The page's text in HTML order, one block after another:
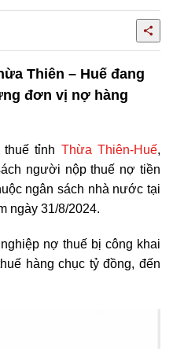
Thiên – Huế đang
đơn vị nợ hàng
tỉnh Thừa Thiên-Huế,
người nộp thuế nợ tiền
ngân sách nhà nước tại
ngày 31/8/2024.
nợ thuế bị công khai
hàng chục tỷ đồng, đến